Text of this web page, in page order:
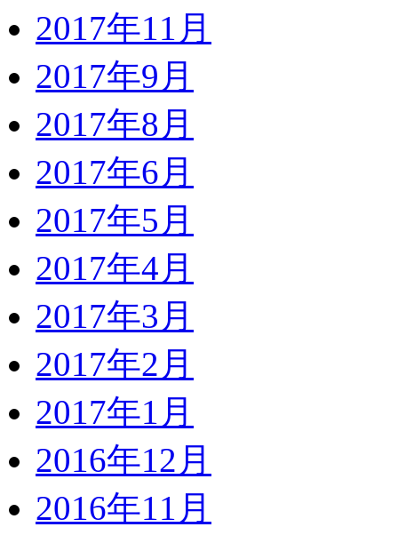
2017年11月
2017年9月
2017年8月
2017年6月
2017年5月
2017年4月
2017年3月
2017年2月
2017年1月
2016年12月
2016年11月